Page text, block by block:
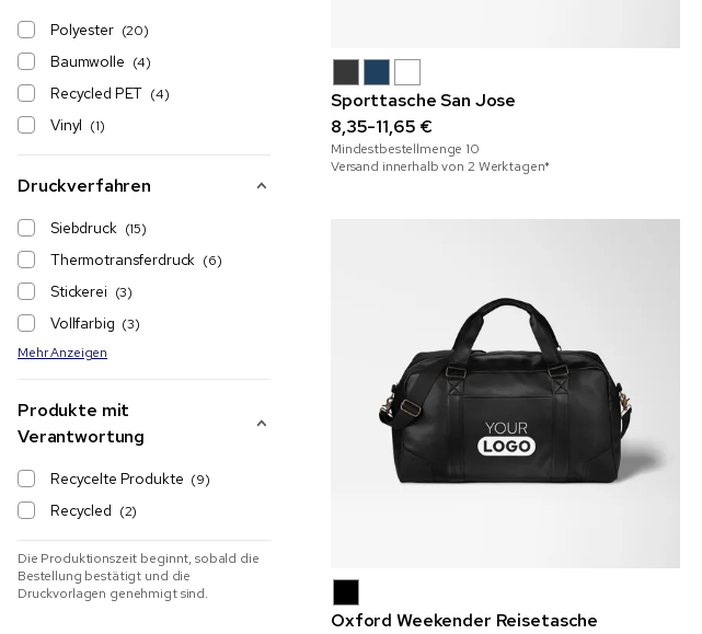
Polyester (20)
Baumwolle (4)
Recycled PET (4)
Vinyl (1)
Druckverfahren
Siebdruck (15)
Thermotransferdruck (6)
Stickerei (3)
Vollfarbig (3)
Mehr Anzeigen
Produkte mit
Verantwortung
Recycelte Produkte (9)
Recycled (2)
Die Produktionszeit beginnt, sobald die
Bestellung bestätigt und die
Druckvorlagen genehmigt sind.
Sporttasche San Jose
8,35-11,65 €
Mindestbestellmenge 10
Versand innerhalb von 2 Werktagen*
Oxford Weekender Reisetasche